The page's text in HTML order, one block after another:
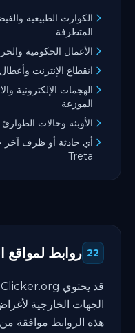
الكوارث الطبيعية
المتطرفة
الأعمال الحكومية
انقطاع الإنترنت
الهجمات الإلكترونية
الموزعة
الأوبئة وحالات
Treta
22 روابط لمواقع
الجهات الخارجية